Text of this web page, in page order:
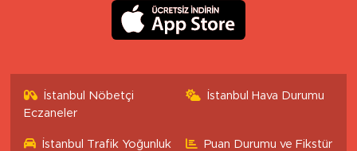
İstanbul Nöbetçi
Eczaneler
İstanbul Hava Durumu
İstanbul Trafik Yoğunluk
Puan Durumu ve Fikstür